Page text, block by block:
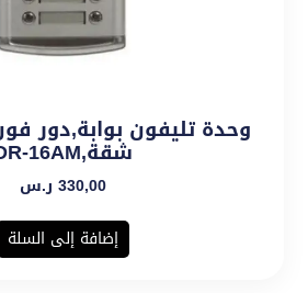
شقة,DR-16AM
330,00 ر.س
إضافة إلى السلة